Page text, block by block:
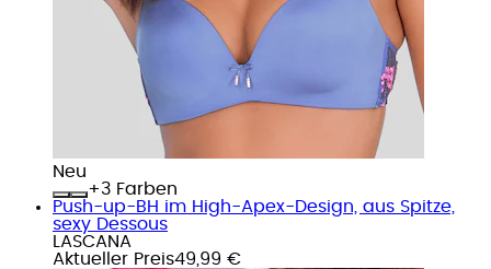
Neu
+
Farben
Push-up-BH im High-Apex-Design, aus Spitze,
sexy Dessous
LASCANA
Aktueller Preis49,99 €